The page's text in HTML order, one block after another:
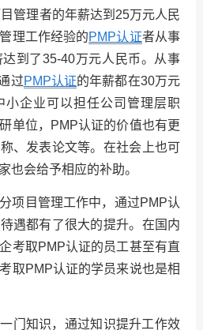
管理者的年薪达到25万元人民
理工作经验的PMP认证者从事
到了35-40万元人民币。从事
过PMP认证的年薪都在30万元
小企业可以担任公司管理层职
单位，PMP认证的价值也有更
、发表论文等。在社会上也可
也会给予相应的补助。
项目管理工作中，通过PMP认
遇都有了很大的提升。在国内
考取PMP认证的员工甚至有直
取PMP认证的学员来说也是相
门知识，通过知识提升工作效